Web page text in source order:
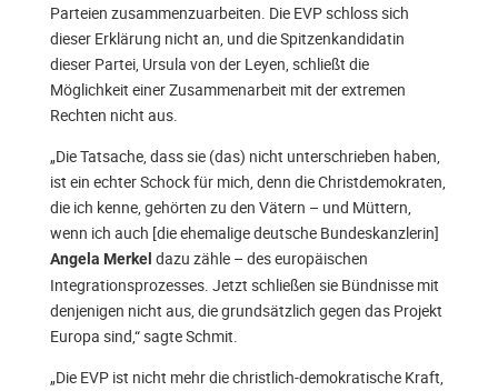
Parteien zusammenzuarbeiten. Die EVP schloss sich
dieser Erklärung nicht an, und die Spitzenkandidatin
dieser Partei, Ursula von der Leyen, schließt die
Möglichkeit einer Zusammenarbeit mit der extremen
Rechten nicht aus.
„Die Tatsache, dass sie (das) nicht unterschrieben haben,
ist ein echter Schock für mich, denn die Christdemokraten,
die ich kenne, gehörten zu den Vätern – und Müttern,
wenn ich auch [die ehemalige deutsche Bundeskanzlerin]
Angela Merkel dazu zähle – des europäischen
Integrationsprozesses. Jetzt schließen sie Bündnisse mit
denjenigen nicht aus, die grundsätzlich gegen das Projekt
Europa sind,“ sagte Schmit.
„Die EVP ist nicht mehr die christlich-demokratische Kraft,